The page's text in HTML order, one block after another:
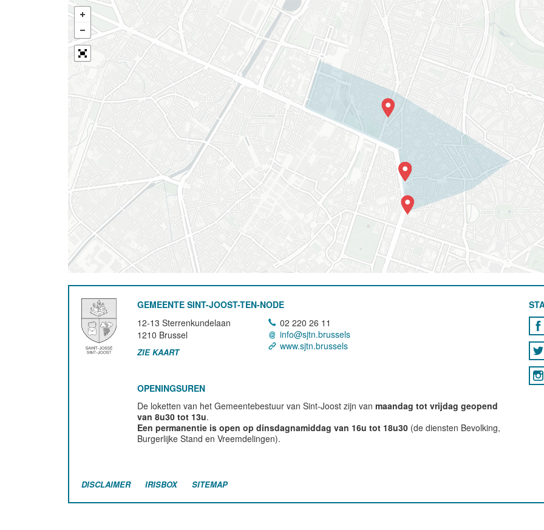
GEMEENTE SINT-JOOST-TEN-NODE
12-13 Sterrenkundelaan
1210 Brussel
ZIE KAART
02 220 26 11
info@sjtn.brussels
www.sjtn.brussels
OPENINGSUREN
De loketten van het Gemeentebestuur van Sint-Joost zijn vanmaandag tot vrijdag geopend
van 8u30 tot 13u.
Een permanentie is open op dinsdagnamiddag van 16u tot 18u30 (de diensten Bevolking,
Burgerlijke Stand en Vreemdelingen).
DISCLAIMER IRISBOX SITEMAP